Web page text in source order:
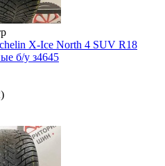
X-Ice North 4 SUV R18
б/у з4645